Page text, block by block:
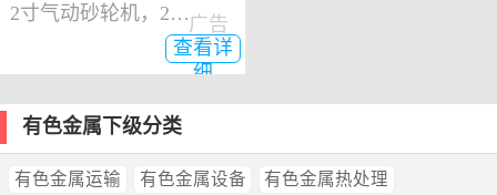
2寸气动砂轮机，2寸气动角磨机
查看详
细
广告
有色金属下级分类
有色金属运输 有色金属设备 有色金属热处理